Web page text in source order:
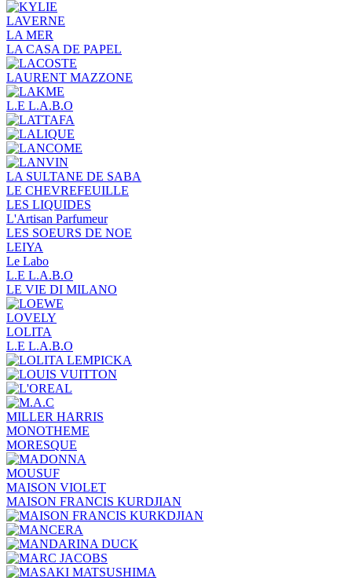
LAVERNE
LA MER
LA CASA DE PAPEL
LAURENT MAZZONE
L.E L.A.B.O
LA SULTANE DE SABA
LE CHEVREFEUILLE
LES LIQUIDES
L'Artisan Parfumeur
LES SOEURS DE NOE
LEIYA
Le Labo
L.Е L.А.B.О
LE VIE DI MILANO
LOVELY
LOLITA
L.E L.A.B.O
MILLER HARRIS
MONOTHEME
MORESQUE
MOUSUF
MAISON VIOLET
MAISON FRANCIS KURDJIAN